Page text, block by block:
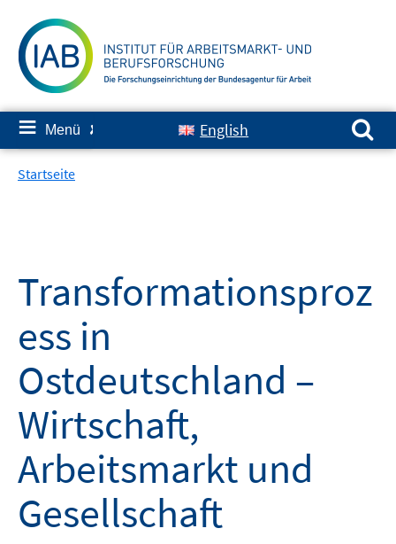
zum
Inhalt
≡ Menü ✘ English
Suchen nach:
Startseite
Transformationsproz
ess in
Ostdeutschland –
Wirtschaft,
Arbeitsmarkt und
Gesellschaft